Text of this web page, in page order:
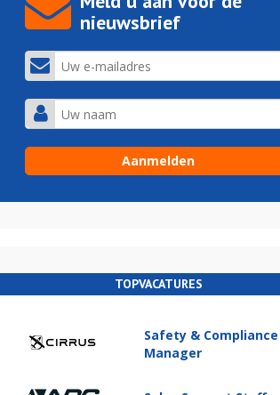
nieuwsbrief
TOPVACATURES
Safety & Compliance
Manager